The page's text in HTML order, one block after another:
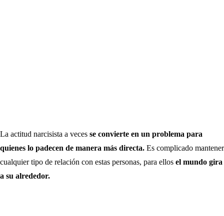
La actitud narcisista a veces se convierte en un problema para
quienes lo padecen de manera más directa. Es complicado mantener
cualquier tipo de relación con estas personas, para ellos el mundo gira
a su alrededor.